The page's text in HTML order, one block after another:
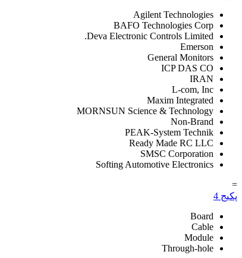
Agilent Technologies
BAFO Technologies Corp
Deva Electronic Controls Limited.
Emerson
General Monitors
ICP DAS CO
IRAN
L-com, Inc
Maxim Integrated
MORNSUN Science & Technology
Non-Brand
PEAK-System Technik
Ready Made RC LLC
SMSC Corporation
Softing Automotive Electronics
=
پکیج 4
Board
Cable
Module
Through-hole